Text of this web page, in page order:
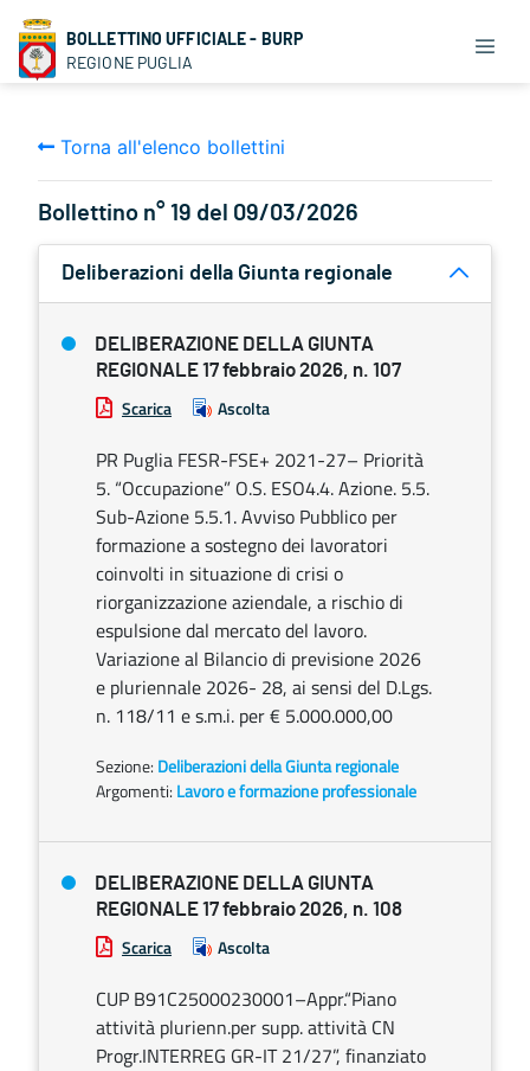
BOLLETTINO UFFICIALE - BURP
REGIONE PUGLIA
Torna all'elenco bollettini
Bollettino n° 19 del 09/03/2026
Deliberazioni della Giunta regionale
DELIBERAZIONE DELLA GIUNTA
REGIONALE 17 febbraio 2026, n. 107
Scarica Ascolta
PR Puglia FESR-FSE+ 2021-27– Priorità
5. “Occupazione” O.S. ESO4.4. Azione. 5.5.
Sub-Azione 5.5.1. Avviso Pubblico per
formazione a sostegno dei lavoratori
coinvolti in situazione di crisi o
riorganizzazione aziendale, a rischio di
espulsione dal mercato del lavoro.
Variazione al Bilancio di previsione 2026
e pluriennale 2026- 28, ai sensi del D.Lgs.
n. 118/11 e s.m.i. per € 5.000.000,00
Sezione: Deliberazioni della Giunta regionale
Argomenti: Lavoro e formazione professionale
DELIBERAZIONE DELLA GIUNTA
REGIONALE 17 febbraio 2026, n. 108
Scarica Ascolta
CUP B91C25000230001–Appr.“Piano
attività plurienn.per supp. attività CN
Progr.INTERREG GR-IT 21/27”, finanziato